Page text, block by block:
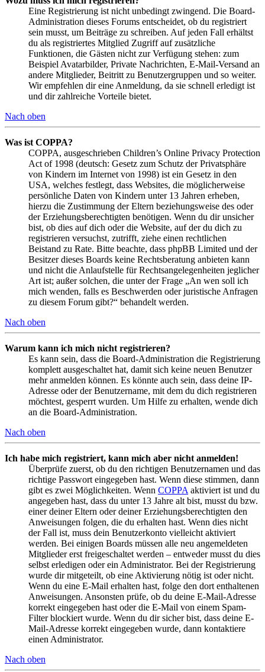
Eine Registrierung ist nicht unbedingt zwingend. Die Board-
Administration dieses Forums entscheidet, ob du registriert
sein musst, um Beiträge zu schreiben. Auf jeden Fall erhältst
du als registriertes Mitglied Zugriff auf zusätzliche
Funktionen, die Gästen nicht zur Verfügung stehen: zum
Beispiel Avatarbilder, Private Nachrichten, E-Mail-Versand an
andere Mitglieder, Beitritt zu Benutzergruppen und so weiter.
Wir empfehlen dir eine Anmeldung, da sie schnell erledigt ist
und dir zahlreiche Vorteile bietet.
Nach oben
Was ist COPPA?
COPPA, ausgeschrieben Children’s Online Privacy Protection
Act of 1998 (deutsch: Gesetz zum Schutz der Privatsphäre
von Kindern im Internet von 1998) ist ein Gesetz in den
USA, welches festlegt, dass Websites, die möglicherweise
persönliche Daten von Kindern unter 13 Jahren erheben,
hierzu die Zustimmung der Eltern beziehungsweise des oder
der Erziehungsberechtigten benötigen. Wenn du dir unsicher
bist, ob dies auf dich oder die Website, auf der du dich zu
registrieren versuchst, zutrifft, ziehe einen rechtlichen
Beistand zu Rate. Bitte beachte, dass phpBB Limited und der
Besitzer dieses Boards keine Rechtsberatung anbieten kann
und nicht die Anlaufstelle für Rechtsangelegenheiten jeglicher
Art ist; außer solchen, die unter der Frage „An wen soll ich
mich wenden, falls es Beschwerden oder juristische Anfragen
zu diesem Forum gibt?“ behandelt werden.
Nach oben
Warum kann ich mich nicht registrieren?
Es kann sein, dass die Board-Administration die Registrierung
komplett ausgeschaltet hat, damit sich keine neuen Benutzer
mehr anmelden können. Es könnte auch sein, dass deine IP-
Adresse oder der Benutzername, mit dem du dich registrieren
möchtest, gesperrt wurden. Um Hilfe zu erhalten, wende dich
an die Board-Administration.
Nach oben
Ich habe mich registriert, kann mich aber nicht anmelden!
Überprüfe zuerst, ob du den richtigen Benutzernamen und das
richtige Passwort eingegeben hast. Wenn diese stimmen, dann
gibt es zwei Möglichkeiten. Wenn COPPA aktiviert ist und du
angegeben hast, dass du unter 13 Jahre alt bist, musst du bzw.
einer deiner Eltern oder deiner Erziehungsberechtigten den
Anweisungen folgen, die du erhalten hast. Wenn dies nicht
der Fall ist, muss dein Benutzerkonto vielleicht aktiviert
werden. Bei einigen Boards müssen alle neu angemeldeten
Mitglieder erst freigeschaltet werden – entweder musst du dies
selbst erledigen oder ein Administrator. Bei der Registrierung
wurde dir mitgeteilt, ob eine Aktivierung nötig ist oder nicht.
Wenn du eine E-Mail erhalten hast, folge den dort enthaltenen
Anweisungen. Ansonsten prüfe, ob du deine E-Mail-Adresse
korrekt eingegeben hast oder die E-Mail von einem Spam-
Filter blockiert wurde. Wenn du dir sicher bist, dass deine E-
Mail-Adresse korrekt eingegeben wurde, dann kontaktiere
einen Administrator.
Nach oben